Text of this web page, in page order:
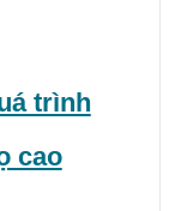
trình
cao